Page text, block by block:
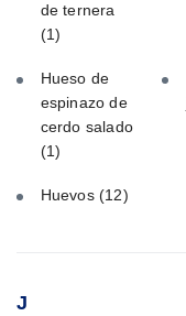
de ternera
(1)
Hueso de
espinazo de
cerdo salado
(1)
Huevos (12)
J